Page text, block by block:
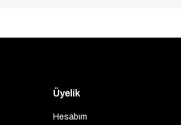
Üyelik
Hesabım